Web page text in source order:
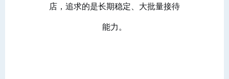
店，追求的是长期稳定、大批量接待
能力。